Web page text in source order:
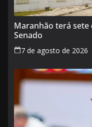
Maranhão terá sete
Senado
7 de agosto de 2026